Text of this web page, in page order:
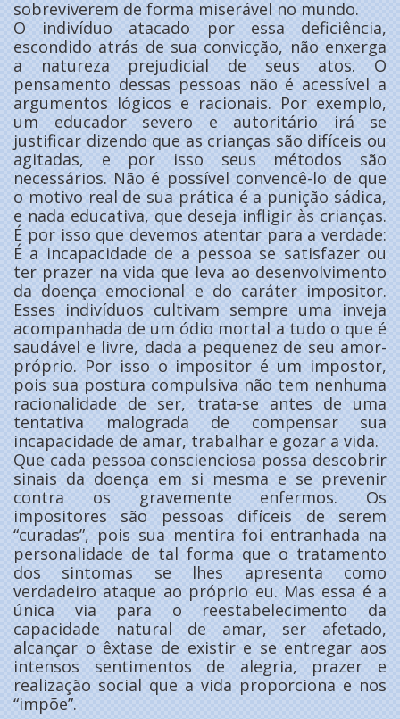
sobreviverem de forma miserável no mundo.
O indivíduo atacado por essa deficiência,
escondido atrás de sua convicção, não enxerga
a natureza prejudicial de seus atos. O
pensamento dessas pessoas não é acessível a
argumentos lógicos e racionais. Por exemplo,
um educador severo e autoritário irá se
justificar dizendo que as crianças são difíceis ou
agitadas, e por isso seus métodos são
necessários. Não é possível convencê-lo de que
o motivo real de sua prática é a punição sádica,
e nada educativa, que deseja infligir às crianças.
É por isso que devemos atentar para a verdade:
É a incapacidade de a pessoa se satisfazer ou
ter prazer na vida que leva ao desenvolvimento
da doença emocional e do caráter impositor.
Esses indivíduos cultivam sempre uma inveja
acompanhada de um ódio mortal a tudo o que é
saudável e livre, dada a pequenez de seu amor-
próprio. Por isso o impositor é um impostor,
pois sua postura compulsiva não tem nenhuma
racionalidade de ser, trata-se antes de uma
tentativa malograda de compensar sua
incapacidade de amar, trabalhar e gozar a vida.
Que cada pessoa conscienciosa possa descobrir
sinais da doença em si mesma e se prevenir
contra os gravemente enfermos. Os
impositores são pessoas difíceis de serem
“curadas”, pois sua mentira foi entranhada na
personalidade de tal forma que o tratamento
dos sintomas se lhes apresenta como
verdadeiro ataque ao próprio eu. Mas essa é a
única via para o reestabelecimento da
capacidade natural de amar, ser afetado,
alcançar o êxtase de existir e se entregar aos
intensos sentimentos de alegria, prazer e
realização social que a vida proporciona e nos
“impõe”.